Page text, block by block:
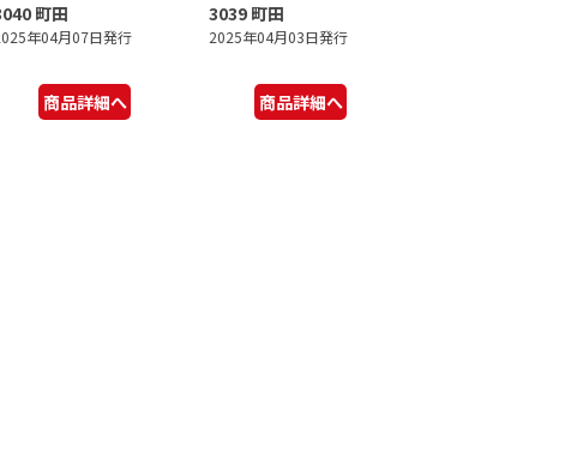
町田
年04月07日発行
商品詳細へ
3039 町田
2025年04月03日発行
商品詳細へ